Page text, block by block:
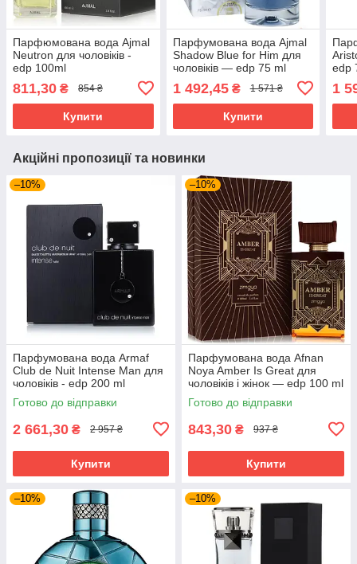
Парфюмована вода Ajmal
Neutron для чоловіків -
edp 100ml
811,30 ₴ 854 ₴
Купити
Парфумована вода Ajmal
Shadow Blue for Him для
чоловіків — edp 75 ml
1 492,45₴ 1 571 ₴
Купити
edp
1
Акційні пропозиції та новинки
–10%
Парфумована вода Armaf
Club de Nuit Intense Man для
чоловіків - edp 200 ml
Готово до відправки
2 661,30 ₴ 2 957 ₴
Купити
–10%
Парфумована вода Afnan
Noya Amber Is Great для
чоловіків і жінок — edp 100 ml
Готово до відправки
843,30 ₴ 937 ₴
Купити
–10% –10%